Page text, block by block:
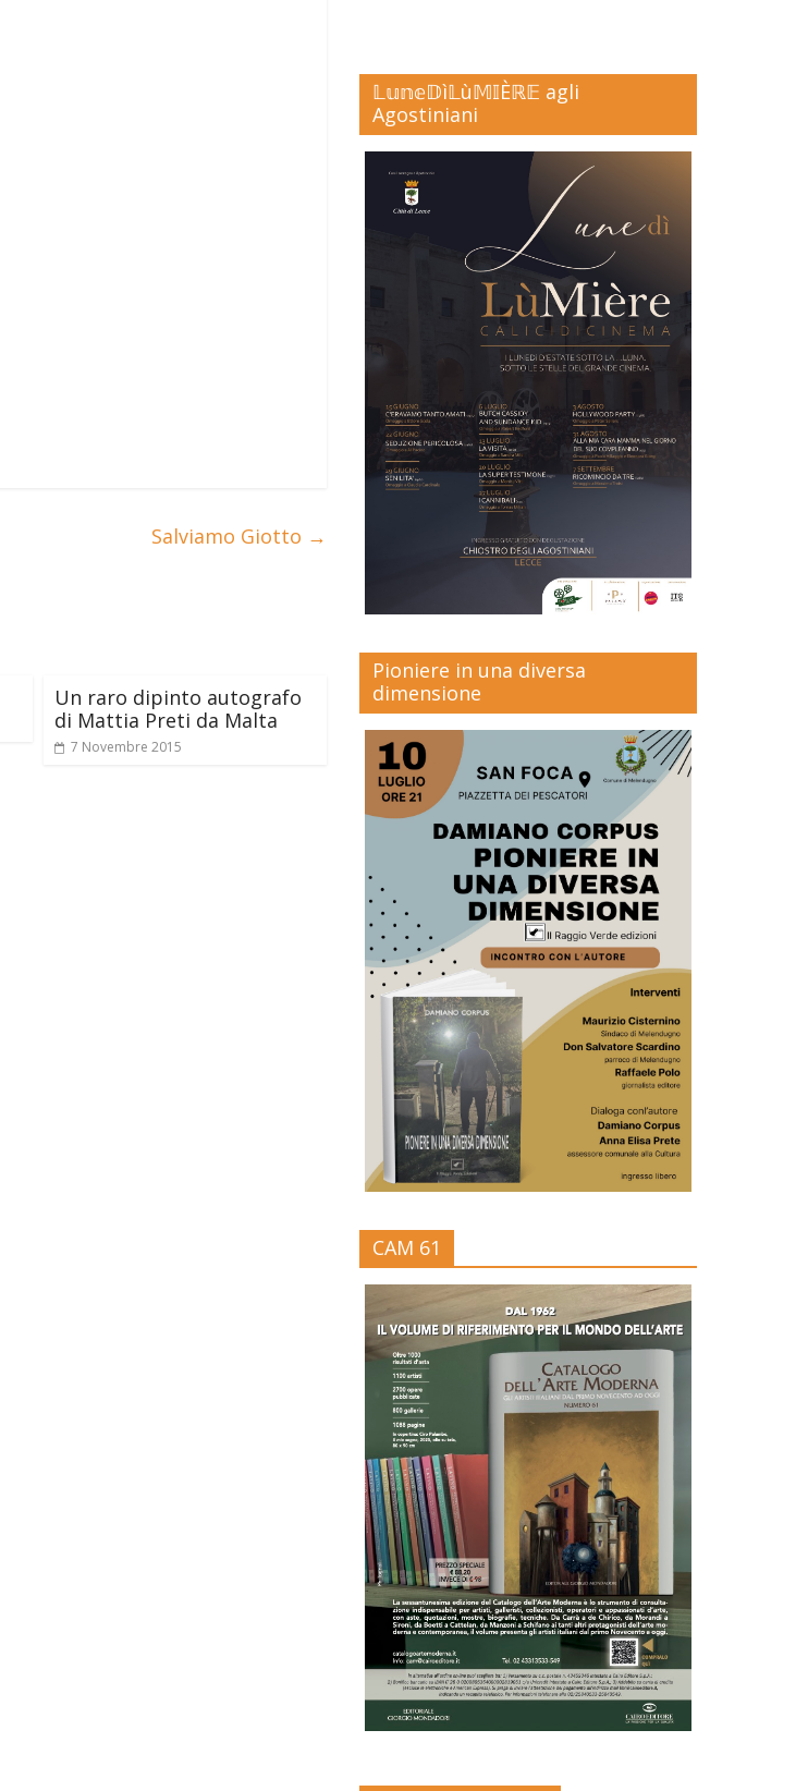
Salviamo Giotto →
Un raro dipinto autografo
di Mattia Preti da Malta
7 Novembre 2015
𝕃𝕦𝕟𝕖𝔻ì𝕃ù𝕄𝕀Èℝ𝔼 agli
Agostiniani
Pioniere in una diversa
dimensione
CAM 61